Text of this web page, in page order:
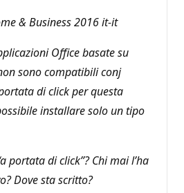
& Business 2016 it-it
Office basate su
sono compatibili conj
di click per questa
installare solo un tipo
portata di click”? Chi mai l’ha
Dove sta scritto?